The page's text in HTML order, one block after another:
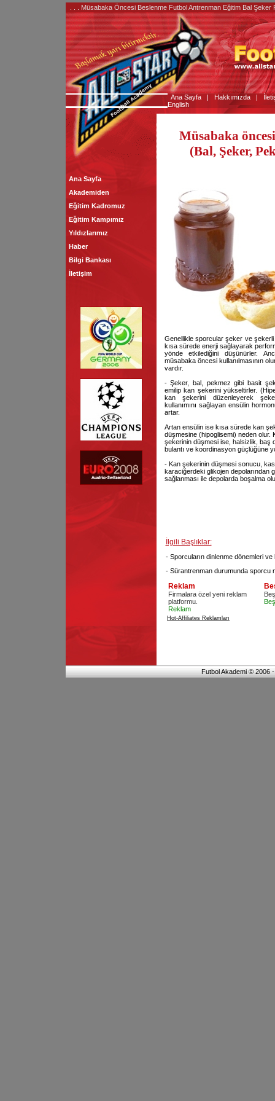
. . . Müsabaka Öncesi Beslenme Futbol Antrenman Eğitim Bal
Ana Sayfa| Hakkımızda|
English
Ana Sayfa
Akademiden
Eğitim Kadromuz
Eğitim Kampımız
Yıldızlarımız
Haber
Bilgi Bankası
İletişim
Müsabaka
(Bal, Şeker,
Genellikle sporcular şeker ve
kısa sürede enerji sağlayarak
yönde etkilediğini düşünürler.
müsabaka öncesi kullanılmasının
vardır.
- Şeker, bal, pekmez gibi basit
emilip kan şekerini yükseltirler.
kan şekerini düzenleyerek
kullanımını sağlayan ensülin
artar.
Artan ensülin ise kısa sürede kan
düşmesine (hipoglisemi) neden olur.
şekerinin düşmesi ise, halsizlik, baş
bulantı ve koordinasyon güçlüğüne
- Kan şekerinin düşmesi sonucu,
karaciğerdeki glikojen depolarından
sağlanması ile depolarda boşalma
İlgili Başlıklar:
- Sporcuların dinlenme dönemleri ve
- Sürantrenman durumunda sporcu
Reklam
Firmalara özel yeni reklam
platformu.
Reklam
Hot-Affiliates Reklamları
Futbol Akademi © 2006